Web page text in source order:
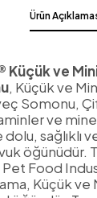
Ürün
Küçük ve
, Küçük ve
Somonu,
ve
sağlıklı
öğünüdür.
Food
Küçük ve